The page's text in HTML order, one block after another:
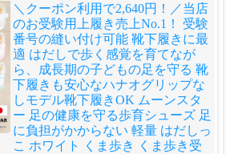
＼クーポン利用で2,640円！／当店
のお受験用上履き売上No.1！ 受験
番号の縫い付け可能 靴下履きに最
適 はだしで歩く感覚を育てなが
ら、成長期の子どもの足を守る 靴
下履きも安心なハナオグリップな
しモデル靴下履きOK ムーンスタ
ー 足の健康を守る歩育シューズ 足
に負担がかからない 軽量 はだしっ
こ ホワイト くま歩き くま歩き受